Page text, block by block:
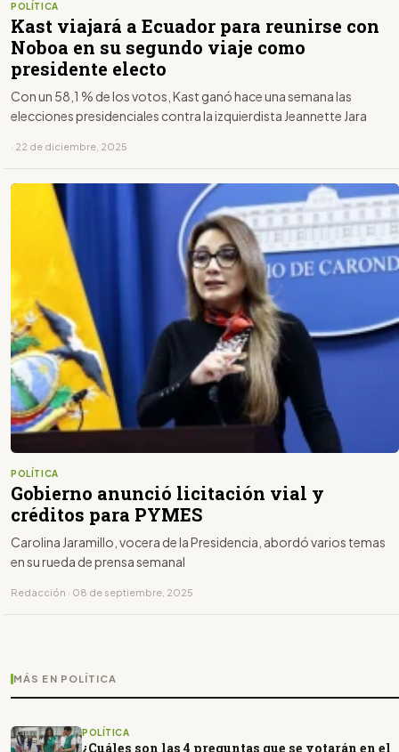
POLÍTICA
Kast viajará a Ecuador para reunirse con
Noboa en su segundo viaje como
presidente electo
Con un 58,1 % de los votos, Kast ganó hace una semana las
elecciones presidenciales contra la izquierdista Jeannette Jara
· 22 de diciembre, 2025
POLÍTICA
Gobierno anunció licitación vial y
créditos para PYMES
Carolina Jaramillo, vocera de la Presidencia, abordó varios temas
en su rueda de prensa semanal
Redacción · 08 de septiembre, 2025
MÁS EN POLÍTICA
POLÍTICA
¿Cuáles son las 4 preguntas que se votarán en el